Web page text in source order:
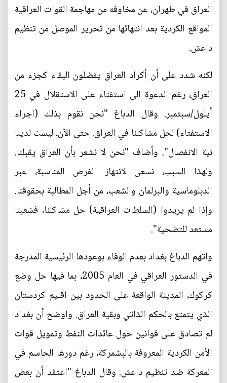
العراق في طهران، عن مخاوفه من مهاجمة القوات العراقية
المواقع الكردية بعد انتهائها من تحرير الموصل من تنظيم
داعش.
لكنه شدد على أن أكراد العراق يفضلون البقاء كجزء من
العراق، رغم الدعوة الى استفتاء على الاستقلال في 25
أيلول/سبتمبر. وقال الدباغ "نحن نقوم بذلك (اجراء
الاستفتاء) لحل مشاكلنا في العراق. حتى الآن، ليست لدينا
نية الانفصال". وأضاف "نحن لا نشعر بأن العراق يقبلنا.
ولهذا السبب، نسعى لانتهاز الفرص المناسبة، عبر
الدبلوماسية والبرلمان والشعب، من أجل المطالبة بحقوقنا.
وإذا لم يريدوا (السلطات العراقية) حل مشاكلنا، فشعبنا
مستعد للتضحية".
واتهم الدباغ بغداد بعدم الوفاء بوعودها الرئيسية المدرجة
في الدستور العراقي في العام 2005، بما فيها حل وضع
كركوك، المدينة الواقعة على الحدود بين اقليم كردستان
الذي يتمتع بالحكم الذاتي وبقية العراق. واوضح أن بغداد
لم تصادق على قوانين حول عائدات النفط وتمويل قوات
الأمن الكردية المعروفة بالبشمركة، رغم دورها الحاسم في
المعركة ضد تنظيم داعش. وقال الدباغ "اعتقد أن بعض